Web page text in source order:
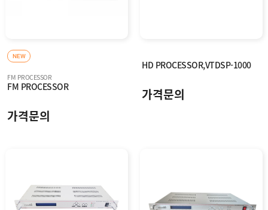
NEW
FM PROCESSOR
FM PROCESSOR
가격문의
HD PROCESSOR,VTDSP-1000
가격문의